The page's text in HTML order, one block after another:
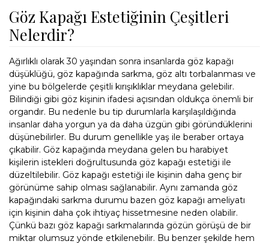
Göz Kapağı Estetiğinin Çeşitleri
Nelerdir?
Ağırlıklı olarak 30 yaşından sonra insanlarda göz kapağı
düşüklüğü, göz kapağında sarkma, göz altı torbalanması ve
yine bu bölgelerde çeşitli kırışıklıklar meydana gelebilir.
Bilindiği gibi göz kişinin ifadesi açısından oldukça önemli bir
organdır. Bu nedenle bu tip durumlarla karşılaşıldığında
insanlar daha yorgun ya da daha üzgün gibi göründüklerini
düşünebilirler. Bu durum genellikle yaş ile beraber ortaya
çıkabilir. Göz kapağında meydana gelen bu harabiyet
kişilerin istekleri doğrultusunda göz kapağı estetiği ile
düzeltilebilir. Göz kapağı estetiği ile kişinin daha genç bir
görünüme sahip olması sağlanabilir. Aynı zamanda göz
kapağındaki sarkma durumu bazen göz kapağı ameliyatı
için kişinin daha çok ihtiyaç hissetmesine neden olabilir.
Çünkü bazı göz kapağı sarkmalarında gözün görüşü de bir
miktar olumsuz yönde etkilenebilir. Bu benzer şekilde hem